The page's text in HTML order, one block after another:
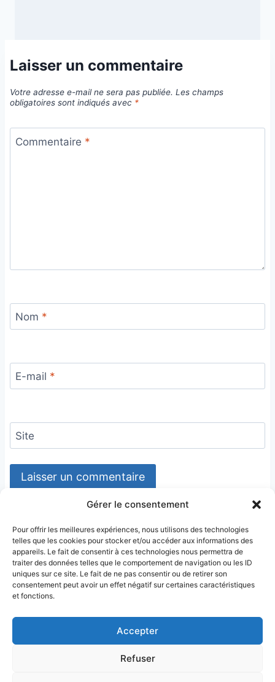
Gérer le consentement
Pour offrir les meilleures expériences, nous utilisons des technologies
telles que les cookies pour stocker et/ou accéder aux informations des
appareils. Le fait de consentir à ces technologies nous permettra de
traiter des données telles que le comportement de navigation ou les ID
uniques sur ce site. Le fait de ne pas consentir ou de retirer son
consentement peut avoir un effet négatif sur certaines caractéristiques
et fonctions.
Accepter
Refuser
Laisser un commentaire
Votre adresse e-mail ne sera pas publiée. Les champs
obligatoires sont indiqués avec *
Commentaire *
Nom *
E-mail *
Site
Conditions générales
Politique de confidentialité